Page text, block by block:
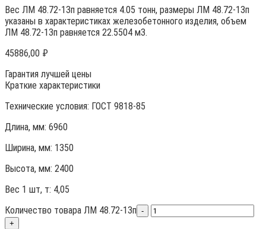
Вес ЛМ 48.72-13п равняется 4.05 тонн, размеры ЛМ 48.72-13п
указаны в характеристиках железобетонного изделия, объем
ЛМ 48.72-13п равняется 22.5504 м3.
45886,00 ₽
Гарантия лучшей цены
Краткие характеристики
Технические условия: ГОСТ 9818-85
Длина, мм: 6960
Ширина, мм: 1350
Высота, мм: 2400
Вес 1 шт, т: 4,05
Количество товара ЛМ 48.72-13п -
+